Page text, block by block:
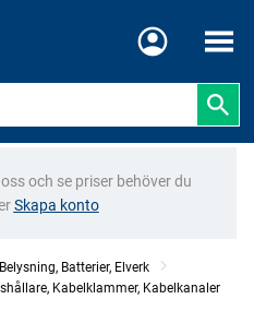
Meny
och se priser behöver du
Skapa konto
Batterier, Elverk
Kabelklammer, Kabelkanaler